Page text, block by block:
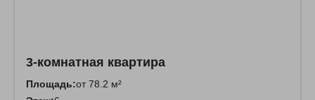
3-комнатная квартира
Площадь:от 78.2 м²